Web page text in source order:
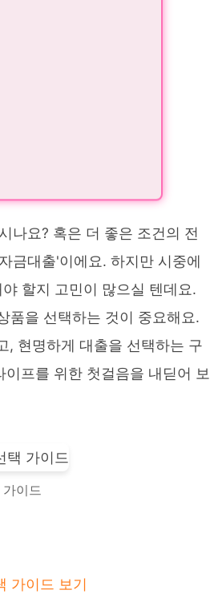
나요? 혹은 더 좋은 조건의 전
금대출'이에요. 하지만 시중에
할지 고민이 많으실 텐데요.
품을 선택하는 것이 중요해요.
, 현명하게 대출을 선택하는 구
프를 위한 첫걸음을 내딛어 보
이드
가이드 보기